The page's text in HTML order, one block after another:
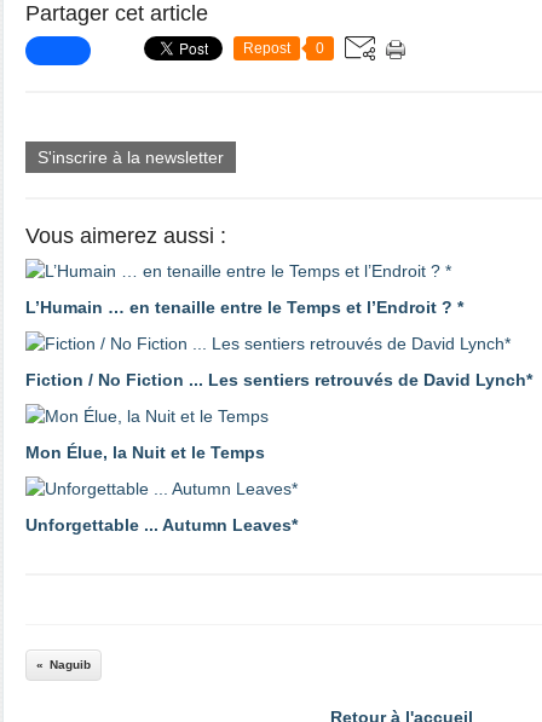
Partager cet article
Repost 0
S'inscrire à la newsletter
Vous aimerez aussi :
L’Humain … en tenaille entre le Temps et l’Endroit ? *
Fiction / No Fiction ... Les sentiers retrouvés de David Lynch*
Mon Élue, la Nuit et le Temps
Unforgettable ... Autumn Leaves*
Naguib
Retour à l'accueil